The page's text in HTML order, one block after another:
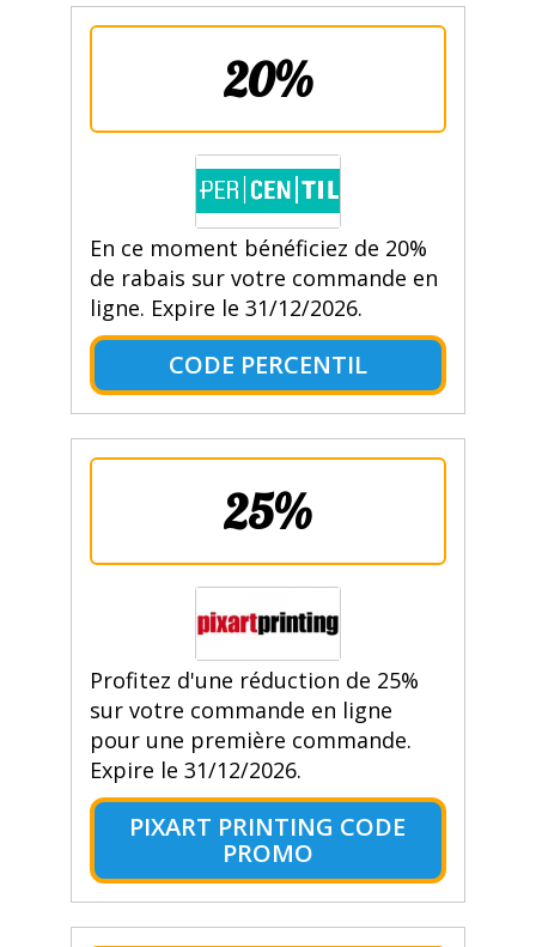
20%
En ce moment bénéficiez de 20%
de rabais sur votre commande en
ligne. Expire le 31/12/2026.
CODE PERCENTIL
25%
Profitez d'une réduction de 25%
sur votre commande en ligne
pour une première commande.
Expire le 31/12/2026.
PIXART PRINTING CODE
PROMO